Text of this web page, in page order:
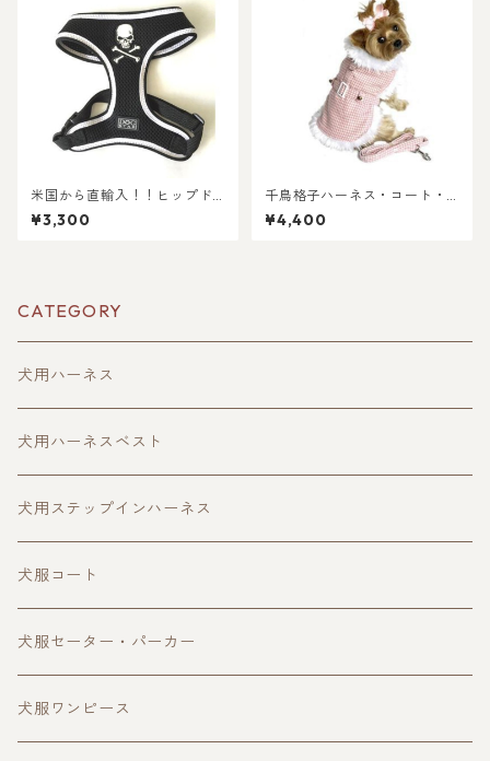
米国から直輸入！！ヒップド
ギーのハーネス ブラック・ス
カル・DOG STARハーネス
¥3,300
千鳥格子ハーネス・コート・
ピンクホワイト＝リード付き
¥4,400
CATEGORY
犬用ハーネス
犬用ハーネスベスト
犬用ステップインハーネス
犬服コート
犬服セーター・パーカー
犬服ワンピース